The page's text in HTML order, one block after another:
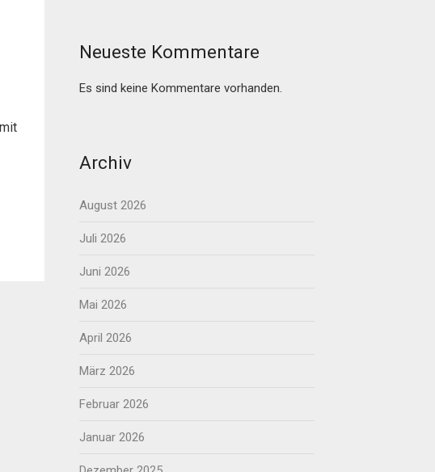
Neueste Kommentare
Es sind keine Kommentare vorhanden.
Archiv
August 2026
Juli 2026
Juni 2026
Mai 2026
April 2026
März 2026
Februar 2026
Januar 2026